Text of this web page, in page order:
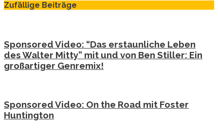
Zufällige Beiträge
Sponsored Video: “Das erstaunliche Leben
des Walter Mitty” mit und von Ben Stiller: Ein
großartiger Genremix!
Sponsored Video: On the Road mit Foster
Huntington